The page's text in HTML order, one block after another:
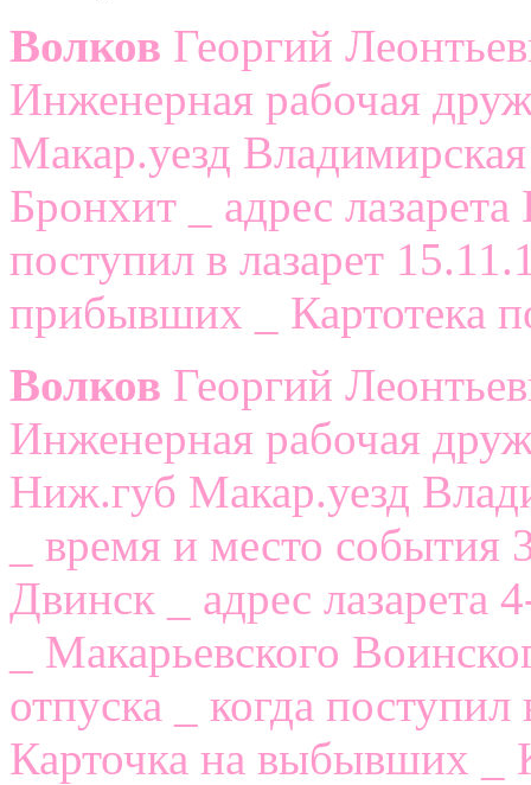
Волков Георгий
Инженерная рабочая
Макар.уезд
Бронхит _ адрес
поступил в лазарет
прибывших _ Картотека
Волков Георгий
Инженерная рабочая
Ниж.губ Макар.уезд
_ время и место события
Двинск _ адрес лазарета
_ Макарьевского
отпуска _ когда
Карточка на выбывших _